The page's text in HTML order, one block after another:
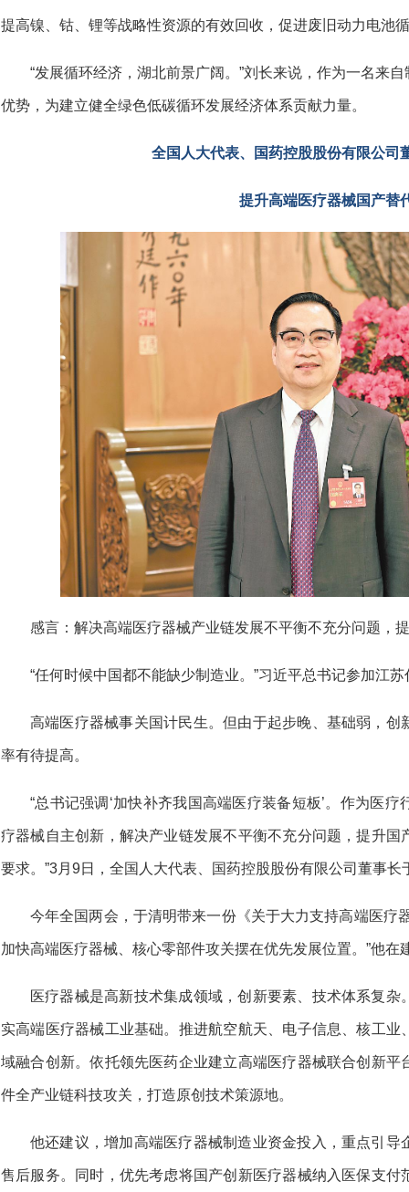
提高镍、钴、锂等战略性资源的有效回收，促进废旧动力电池
“发展循环经济，湖北前景广阔。”刘长来说，作为一名来
优势，为建立健全绿色低碳循环发展经济体系贡献力量。
全国人大代表、国药控股股份有限公
提升高端医疗器械国产替
感言： 解决高端医疗器械产业链发展不平衡不充分问题，
“任何时候中国都不能缺少制造业。”习近平总书记参加江
高端医疗器械事关国计民生。但由于起步晚、基础弱，
率有待提高。
“总书记强调‘加快补齐我国高端医疗装备短板’。作为医
疗器械自主创新，解决产业链发展不平衡不充分问题，提升
要求。”3月9日，全国人大代表、国药控股股份有限公司董事
今年全国两会，于清明带来一份《关于大力支持高端医疗
加快高端医疗器械、核心零部件攻关摆在优先发展位置。”他在
医疗器械是高新技术集成领域，创新要素、技术体系复
实高端医疗器械工业基础。推进航空航天、电子信息、核工
域融合创新。依托领先医药企业建立高端医疗器械联合创新
件全产业链科技攻关，打造原创技术策源地。
他还建议，增加高端医疗器械制造业资金投入，重点引
售后服务。同时，优先考虑将国产创新医疗器械纳入医保支